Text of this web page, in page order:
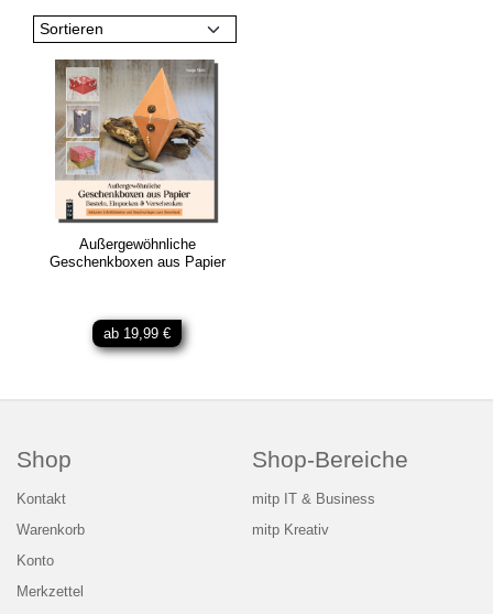
Sortieren
Außergewöhnliche
Geschenkboxen aus Papier
ab 19,99 €
Shop
Kontakt
Warenkorb
Konto
Merkzettel
Shop-Bereiche
mitp IT & Business
mitp Kreativ